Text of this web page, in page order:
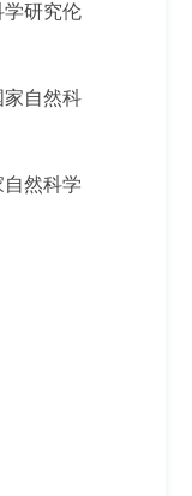
研究伦
自然科
然科学